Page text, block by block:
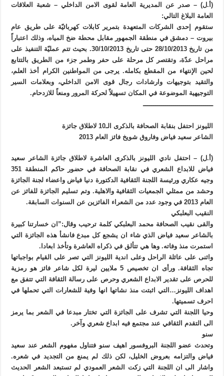
(أ.ل) – صدر عن المديرية العامة لقوى الامن الداخلي – شعبة العلاقات
العامة البلاغ التالي:
ستقوم إحدى الشركات المتعهدة بتمرير كابلات كهربائيّة على طريق عام
بيروت – دمشق في منطقة الجمهور مقابل محطة ضخ المياه، وذلك اعتباراً
من تاريخ 28/10/2013 حتى تاريخ 30/10/2013. بحيث تتم عمليّة التنفيذ على
مراحل عدّة، وتقتصر كل مرحلة على حفر وطمر جزء من الطريق بالتتابع
لحين الإنتهاء من المقطع بكامله. يرجى من المواطنين الكرام أخذ العلم،
والتقيد بتوجيهات وارشادات رجال قوى الامن الداخلي، وبعلامات السير
التوجيهية الموضوعة في المكان تسهيلاً لحركة المرور ومنعاً للازدحام.
ـــــــــــــــــــــــــــــــــــ
الليونز احتفل بنقابة الصحافة بالذكرى الـ10 لاطلاق جائزة
الشاعر سعيد فياض وفاروق شويخ فائز العام 2013
(أ.ل) – احتفل نادي الليونز بالذكرى العاشرة لاطلاق جائزة الشاعر سعيد
فياض للابداع الشعري في نقابة الصحافة في حضور حاكم المنطقة 351
وجيه عكاري ورئيسة اللجنة الثقافية الدكتورة دنيا فياض واعضاء لجنة الجائزة
وحشد من ممثلي الجمعيات الثقافية والاهلية. وتم تسليم الجائزة للفائز عن
العام 2013 في وجود عدد من الشعراء الفائزين عن السنوات السابقة.
النقيب البعلبكي
والقى نقيب الصحافة محمد البعلبكي كلمة ترحيب وقال:”ان خسارتنا كبيرة
بالشاعر سعيد فياض الذي شاء ان يشجع كل مبدع فانشأ هذه الجائزة التي
استمرت منذ وفاته. وها هي تتألق في ذكراه العاشرة وتأخذ ابعادا.
واثنى على عائلة الراحل وعلى اندية الليونز التي تصر على القيام بواجباتها
تجاه الثقافة. ورأى ان تخصيص 5 ملايين ليرة لكل شاعر فائز هو رمزية
للحرص على تقدير الابداع الشعري وحرص على رسالة الثقافة التي تتفق مع
اهداف الليونز…التي اثبتت منذ نشاتها انها وفية للشعارات التي تحملها في
احرف تسميتها.
وحيا اللجنة التي تشرف على الجائزة التي تختار مبدعا في الشعر بما يرمز
الى التقدم الثقافي عند مجتمع فيه ابداع شعري وآخر.
سنو
وتحدث عضو اللجنة البروفسور اهيف سنو فتناول مفهوم الشعر عند سعيد
فياض والتزامه بعروض الخليل، لكن ذلك لم يمنع من التجديد في شعره.
واشار الى ان اللجنة التي زكت الشعر العمودي لم تستبعد الشعر الحديث